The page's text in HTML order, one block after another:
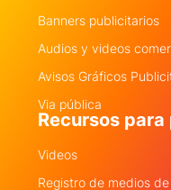
Banners publicitarios
Audios y videos
Avisos Gráficos
Via pública
Recursos para
Videos
Registro de medios